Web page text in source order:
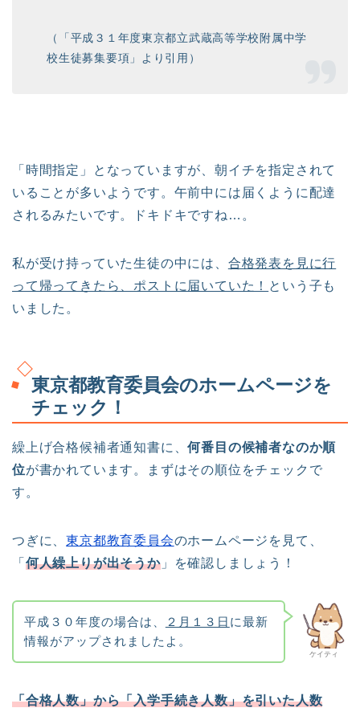
（「平成３１年度東京都立武蔵高等学校附属中学
校生徒募集要項」より引用）
「時間指定」となっていますが、朝イチを指定されて
いることが多いようです。午前中には届くように配達
されるみたいです。ドキドキですね…。
私が受け持っていた生徒の中には、 合格発表を見に行
って帰ってきたら、ポストに届いていた！ という子も
いました。
東京都教育委員会のホームページを
チェック！
繰上げ合格候補者通知書に、何番目の候補者なのか順
位が書かれています。まずはその順位をチェックで
す。
つぎに、東京都教育委員会のホームページを見て、
「 何人繰上りが出そうか」を確認しましょう！
ケイティ
平成３０年度の場合は、 ２月１３日 に最新
情報がアップされましたよ。
「合格人数」から「入学手続き人数」を引いた人数